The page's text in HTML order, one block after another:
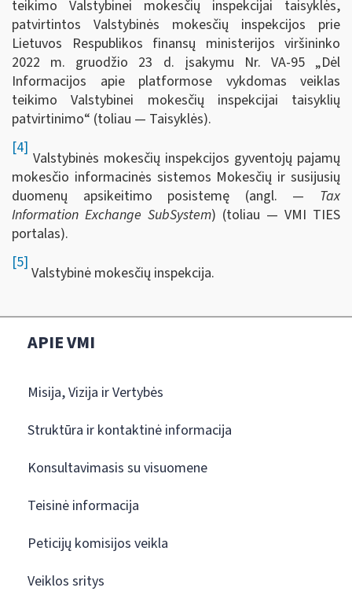
teikimo Valstybinei mokesčių inspekcijai taisyklės,
patvirtintos Valstybinės mokesčių inspekcijos prie
Lietuvos Respublikos finansų ministerijos viršininko
2022 m. gruodžio 23 d. įsakymu Nr. VA-95 „Dėl
Informacijos apie platformose vykdomas veiklas
teikimo Valstybinei mokesčių inspekcijai taisyklių
patvirtinimo“ (toliau — Taisyklės).
[4]
Valstybinės mokesčių inspekcijos gyventojų pajamų
mokesčio informacinės sistemos Mokesčių ir susijusių
duomenų apsikeitimo posistemę (angl. — Tax
Information Exchange SubSystem) (toliau — VMI TIES
portalas).
[5]
Valstybinė mokesčių inspekcija.
APIE VMI
Misija, Vizija ir Vertybės
Struktūra ir kontaktinė informacija
Konsultavimasis su visuomene
Teisinė informacija
Peticijų komisijos veikla
Veiklos sritys